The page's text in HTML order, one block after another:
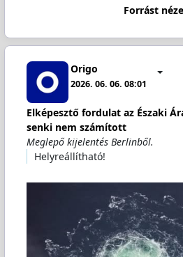
Forrást
Origo
2026. 06. 06. 08:01
Elképesztő fordulat az Északi
senki nem számított
Meglepő kijelentés Berlinből.
Helyreállítható!